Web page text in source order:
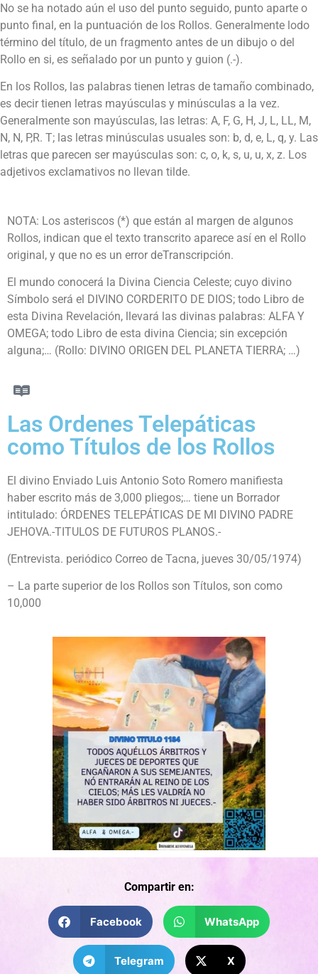
No se ha notado aún el uso del punto seguido, punto aparte o
punto final, en la puntuación de los Rollos. Generalmente lodo
término del título, de un fragmento antes de un dibujo o del
Rollo en si, es señalado por un punto y guion (.-).
En los Rollos, las palabras tienen letras de tamaño combinado,
es decir tienen letras mayúsculas y minúsculas a la vez.
Generalmente son mayúsculas, las letras: A, F, G, H, J, L, LL, M,
N, N, P,R. T; las letras minúsculas usuales son: b, d, e, L, q, y. Las
letras que parecen ser mayúsculas son: c, o, k, s, u, u, x, z. Los
adjetivos exclamativos no llevan tilde.
NOTA: Los asteriscos (*) que están al margen de algunos
Rollos, indican que el texto transcrito aparece así en el Rollo
original, y que no es un error deTranscripción.
El mundo conocerá la Divina Ciencia Celeste; cuyo divino
Símbolo será el DIVINO CORDERITO DE DIOS; todo Libro de
esta Divina Revelación, llevará las divinas palabras: ALFA Y
OMEGA; todo Libro de esta divina Ciencia; sin excepción
alguna;… (Rollo: DIVINO ORIGEN DEL PLANETA TIERRA; …)
Las Ordenes Telepáticas
como Títulos de los Rollos
El divino Enviado Luis Antonio Soto Romero manifiesta
haber escrito más de 3,000 pliegos;… tiene un Borrador
intitulado: ÓRDENES TELEPÁTICAS DE MI DIVINO PADRE
JEHOVA.-TITULOS DE FUTUROS PLANOS.-
(Entrevista. periódico Correo de Tacna, jueves 30/05/1974)
– La parte superior de los Rollos son Títulos, son como
10,000
Compartir en:
Facebook WhatsApp
Telegram X